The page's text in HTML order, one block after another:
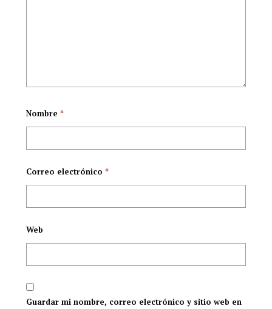
Nombre *
Correo electrónico *
Web
Guardar mi nombre, correo electrónico y sitio web en